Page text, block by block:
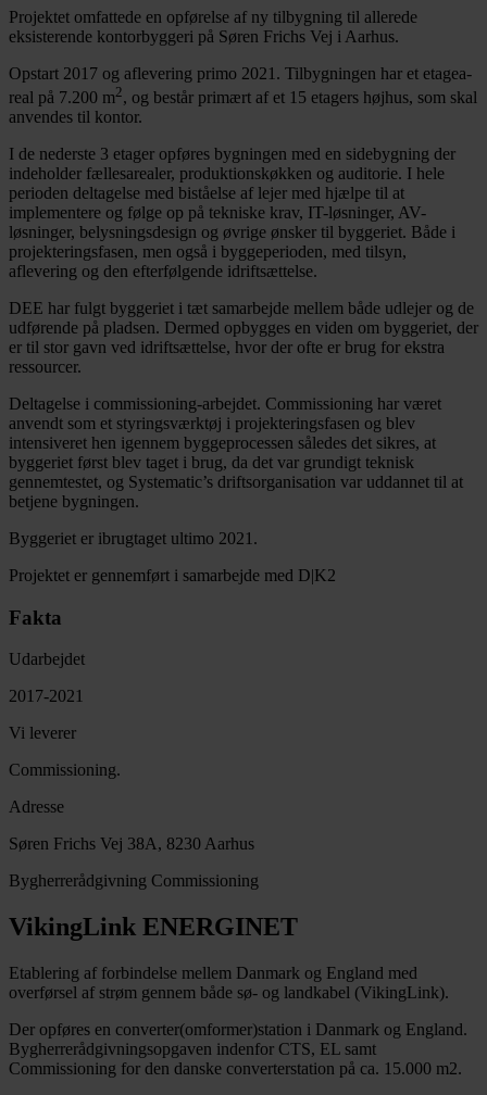
Projektet omfattede en opførelse af ny tilbygning til allerede
eksisterende kontorbyggeri på Søren Frichs Vej i Aarhus.
Opstart 2017 og aflevering primo 2021. Tilbygningen har et etagea­
real på 7.200 m2, og består primært af et 15 etagers højhus, som skal
anvendes til kontor.
I de nederste 3 etager opføres bygningen med en sidebygning der
indeholder fællesarealer, produktionskøkken og auditorie. I hele
perioden deltagelse med biståelse af lejer med hjælpe til at
implementere og følge op på tekniske krav, IT-løsninger, AV-
løsninger, belysningsdesign og øvrige ønsker til byggeriet. Både i
projekteringsfasen, men også i byggeperioden, med tilsyn,
aflevering og den efterfølgende idriftsættelse.
DEE har fulgt byggeriet i tæt samarbejde mellem både udlejer og de
udførende på pladsen. Dermed opbygges en viden om byggeriet, der
er til stor gavn ved idriftsættelse, hvor der ofte er brug for ekstra
ressourcer.
Deltagelse i commissioning-arbejdet. Commissioning har været
anvendt som et styringsværktøj i projek­teringsfasen og blev
intensiveret hen igennem byggeprocessen således det sikres, at
byggeriet først blev taget i brug, da det var grundigt teknisk
gennemtestet, og Systematic’s driftsorganisation var uddannet til at
betjene bygningen.
Byggeriet er ibrugtaget ultimo 2021.
Projektet er gennemført i samarbejde med D|K2
Fakta
Udarbejdet
2017-2021
Vi leverer
Commissioning.
Adresse
Søren Frichs Vej 38A, 8230 Aarhus
Bygherrerådgivning Commissioning
VikingLink ENERGINET
Etablering af forbindelse mellem Danmark og England med
overførsel af strøm gennem både sø- og landkabel (VikingLink).
Der opføres en converter(omformer)station i Danmark og England.
Bygherrerådgivningsopgaven indenfor CTS, EL samt
Commissioning for den danske converterstation på ca. 15.000 m2.